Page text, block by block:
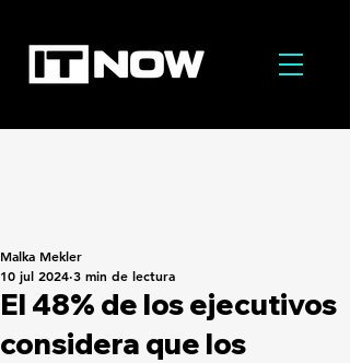
El 48% de los ejecutivos
considera que los
Malka Mekler
10 jul 2024 3 min de lectura